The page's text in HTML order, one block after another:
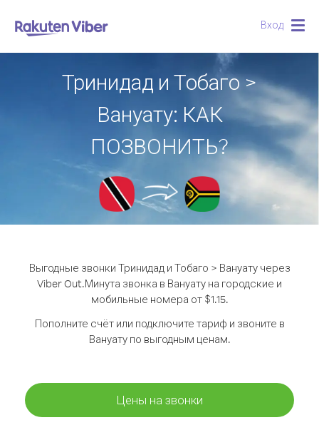
Вход
Тринидад и Тобаго >
Вануату: КАК
ПОЗВОНИТЬ?
Выгодные звонки Тринидад и Тобаго > Вануату через
Viber Out.Минута звонка в Вануату на городские и
мобильные номера от $1.15.
Пополните счёт или подключите тариф и звоните в
Вануату по выгодным ценам.
Цены на звонки